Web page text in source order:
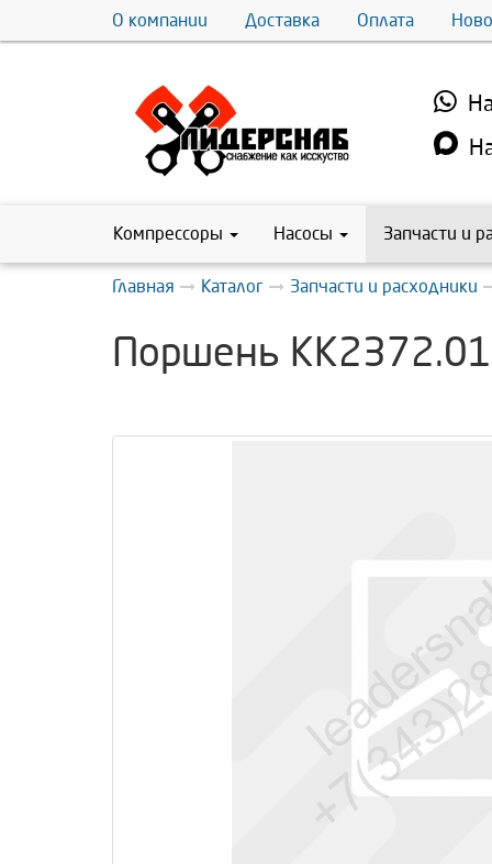
О компании Доставка Оплата
Компрессоры Насосы Запчасти и
Главная Каталог Запчасти и расходники
Поршень